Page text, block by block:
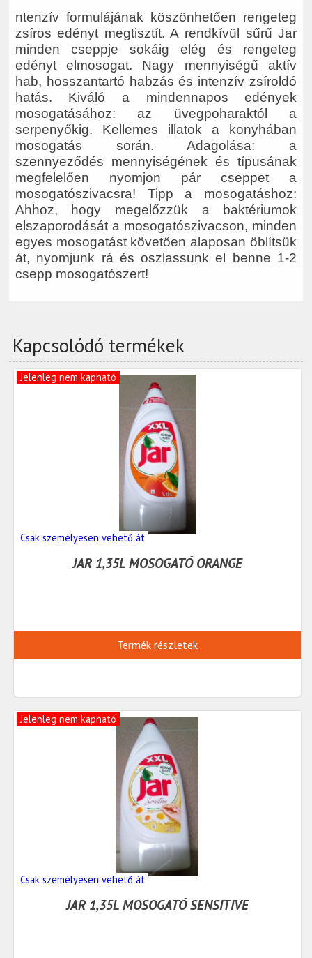
ntenzív formulájának köszönhetően rengeteg
zsíros edényt megtisztít. A rendkívül sűrű Jar
minden cseppje sokáig elég és rengeteg
edényt elmosogat. Nagy mennyiségű aktív
hab, hosszantartó habzás és intenzív zsíroldó
hatás. Kiváló a mindennapos edények
mosogatásához: az üvegpoharaktól a
serpenyőkig. Kellemes illatok a konyhában
mosogatás során. Adagolása: a
szennyeződés mennyiségének és típusának
megfelelően nyomjon pár cseppet a
mosogatószivacsra! Tipp a mosogatáshoz:
Ahhoz, hogy megelőzzük a baktériumok
elszaporodását a mosogatószivacson, minden
egyes mosogatást követően alaposan öblítsük
át, nyomjunk rá és oszlassunk el benne 1-2
csepp mosogatószert!
Kapcsolódó termékek
Jelenleg nem kapható
Csak személyesen vehető át
JAR 1,35L MOSOGATÓ ORANGE
Termék részletek
Jelenleg nem kapható
Csak személyesen vehető át
JAR 1,35L MOSOGATÓ SENSITIVE